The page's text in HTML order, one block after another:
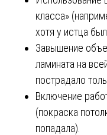
класса»
хотя у истца
Завышение
ламината на
пострадало
Включение
(покраска
попадала).